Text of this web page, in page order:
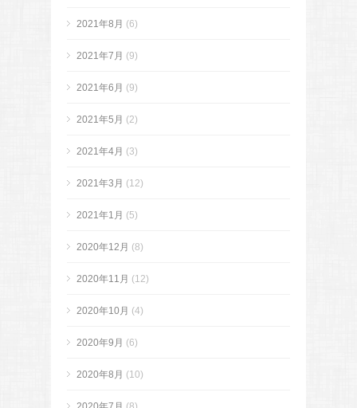
2021年8月 (6)
2021年7月 (9)
2021年6月 (9)
2021年5月 (2)
2021年4月 (3)
2021年3月 (12)
2021年1月 (5)
2020年12月 (8)
2020年11月 (12)
2020年10月 (4)
2020年9月 (6)
2020年8月 (10)